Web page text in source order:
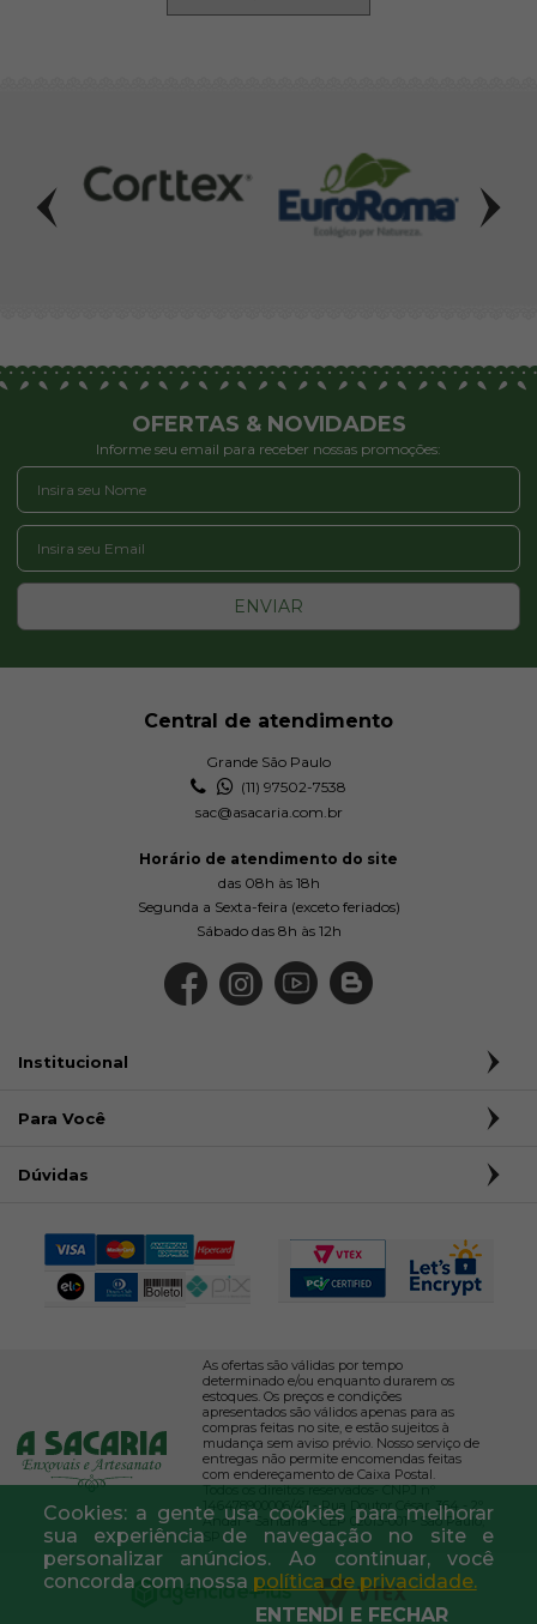
Cookies: a gente usa cookies para melhorar
sua experiência de navegação no site e
personalizar anúncios. Ao continuar, você
concorda com nossa política de privacidade.
ENTENDI E FECHAR
OFERTAS & NOVIDADES
Informe seu email para receber nossas promoções:
ENVIAR
Central de atendimento
Grande São Paulo
(11) 97502-7538
sac@asacaria.com.br
Horário de atendimento do site
das 08h às 18h
Segunda a Sexta-feira (exceto feriados)
Sábado das 8h às 12h
Institucional
Para Você
Dúvidas
As ofertas são válidas por tempo
determinado e/ou enquanto durarem os
estoques. Os preços e condições
apresentados são válidos apenas para as
compras feitas no site, e estão sujeitos à
mudança sem aviso prévio. Nosso serviço de
entregas não permite encomendas feitas
com endereçamento de Caixa Postal.
Todos os direitos reservados- CNPJ nº
146478900006/47 - Rua Doutor César, 364 - 2º
Andar - Santana - CEP 02013-001 - São Paulo,
SP.